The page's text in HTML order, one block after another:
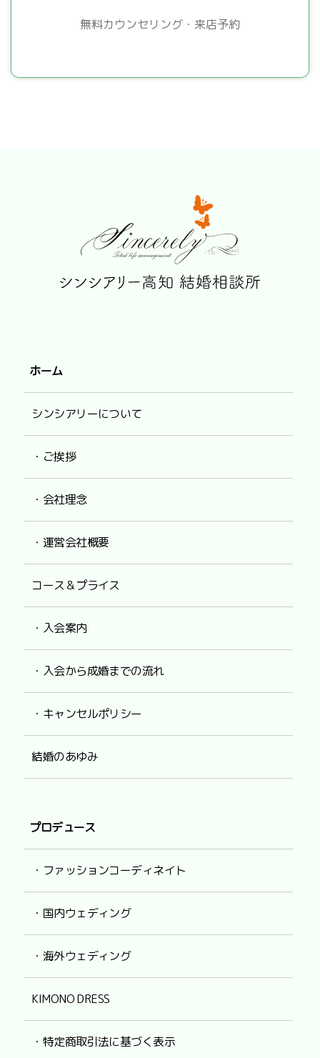
無料カウンセリング・来店予約
ホーム
シンシアリーについて
・ご挨拶
・会社理念
・運営会社概要
コース＆プライス
・入会案内
・入会から成婚までの流れ
・キャンセルポリシー
結婚のあゆみ
プロデュース
・ファッションコーディネイト
・国内ウェディング
・海外ウェディング
KIMONO DRESS
・特定商取引法に基づく表示